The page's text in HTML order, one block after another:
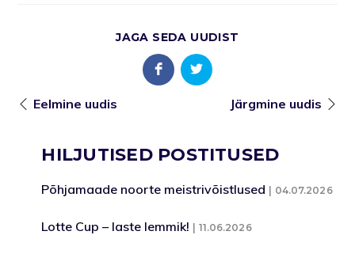
JAGA SEDA UUDIST
Eelmine uudis Järgmine uudis
HILJUTISED POSTITUSED
Põhjamaade noorte meistrivõistlused 04.07.2026
Lotte Cup – laste lemmik! 11.06.2026